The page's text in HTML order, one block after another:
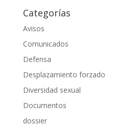
Categorías
Avisos
Comunicados
Defensa
Desplazamiento forzado
Diversidad sexual
Documentos
dossier